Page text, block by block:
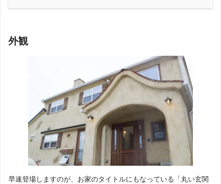
外観
早速登場しますのが、お家のタイトルにもなっている「丸い玄関